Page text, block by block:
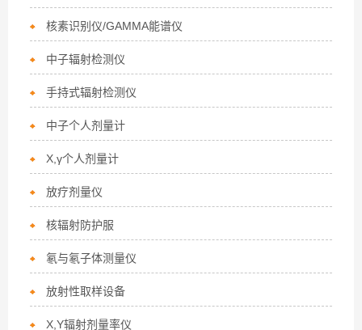
核素识别仪/GAMMA能谱仪
中子辐射检测仪
手持式辐射检测仪
中子个人剂量计
X,γ个人剂量计
放疗剂量仪
核辐射防护服
氡与氡子体测量仪
放射性取样设备
X,Y辐射剂量率仪